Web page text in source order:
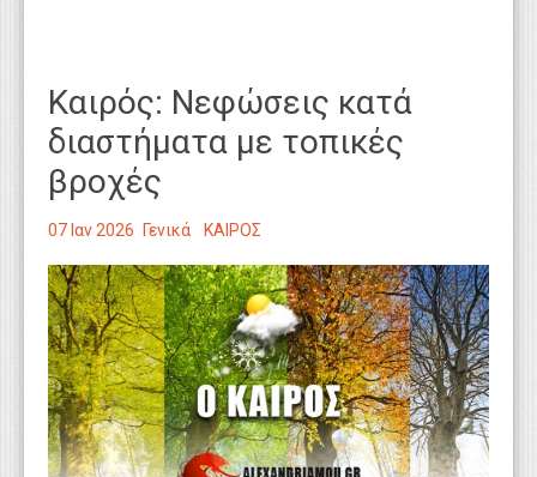
Καιρός: Νεφώσεις κατά
διαστήματα με τοπικές
βροχές
07 Ιαν 2026 Γενικά ΚΑΙΡΟΣ
Τεχνολογία
Εκπαίδευση
Υγεία
Βιβλιοθήκη Απόψεων
Κυτίο Παραπόνων Πολιτών
WEBTV